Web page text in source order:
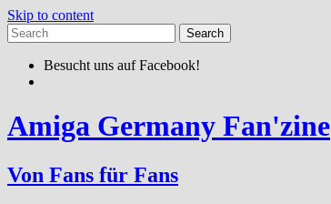
Skip to content
Besucht uns auf Facebook!
Amiga Germany Fan'zine
Von Fans für Fans